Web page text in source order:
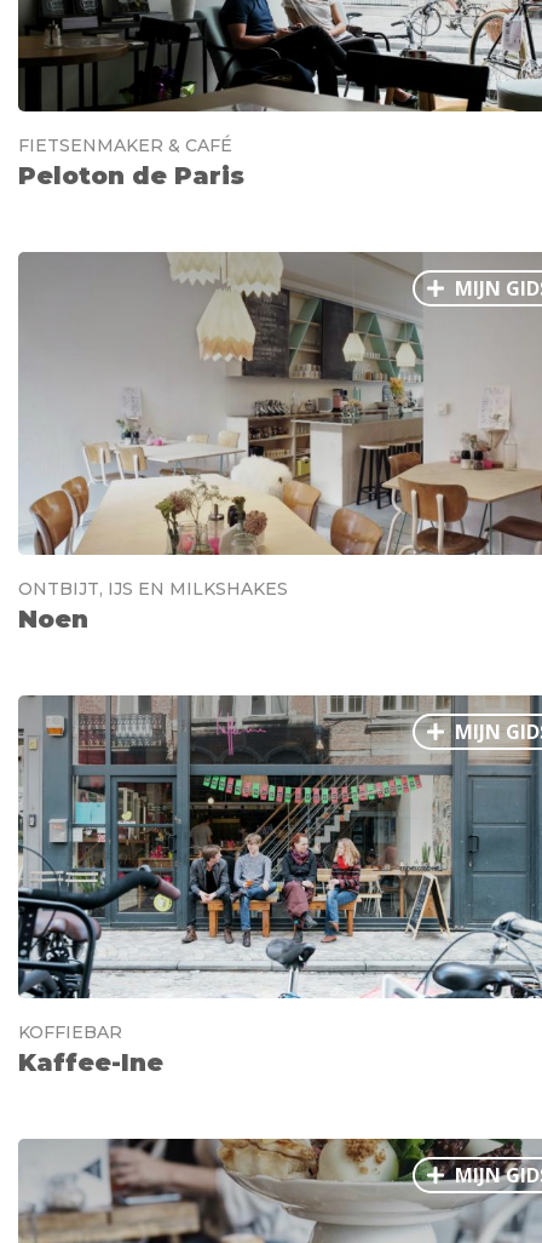
FIETSENMAKER & CAFÉ
Peloton de Paris
MIJN
ONTBIJT, IJS EN MILKSHAKES
Noen
MIJN
KOFFIEBAR
Kaffee-Ine
MIJN